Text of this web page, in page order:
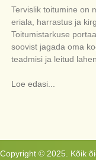
Tervislik toitumine on
eriala, harrastus ja kirg.
Toitumistarkuse
soovist jagada oma
teadmisi ja leitud
Loe edasi...
Copyright © 2025. Kõik